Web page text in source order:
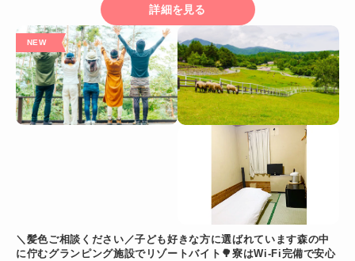
詳細を見る
＼髪色ご相談ください／子ども好きな方に選ばれています森の中
に佇むグランピング施設でリゾートバイト🌳寮はWi-Fi完備で安心